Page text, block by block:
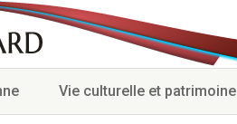
Vie culturelle et patrimoine